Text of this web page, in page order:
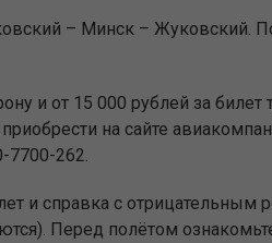
– Минск – Жуковский.
и от 15 000 рублей за
на сайте
7700-262.
и справка с отрицательным
Перед полётом